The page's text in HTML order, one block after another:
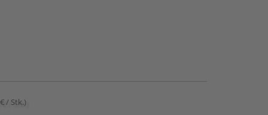
/ Stk.)